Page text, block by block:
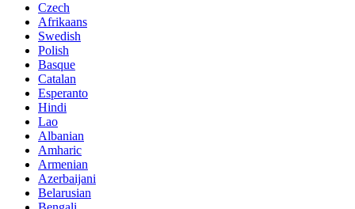
Czech
Afrikaans
Swedish
Polish
Basque
Catalan
Esperanto
Hindi
Lao
Albanian
Amharic
Armenian
Azerbaijani
Belarusian